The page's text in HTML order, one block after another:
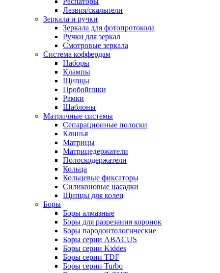
Лезвия/скальпели
Зеркала и ручки
Зеркала для фотопротокола
Ручки для зеркал
Смотровые зеркала
Система коффердам
Наборы
Клампы
Щипцы
Пробойники
Рамки
Шаблоны
Матричные системы
Сепарационные полоски
Клинья
Матрицы
Матрицедержатели
Полоскодержатели
Кольца
Кольцевые фиксаторы
Силиконовые насадки
Щипцы для колец
Боры
Боры алмазные
Боры для разрезания коронок
Боры пародонтологические
Боры серии ABACUS
Боры серии Kiddes
Боры серии TDF
Боры серии Turbo